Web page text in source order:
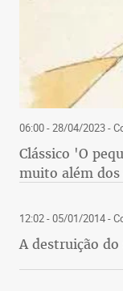
06:00 - 28/04/2023-
Clássico 'O
muito além dos
12:02 - 05/01/2014-
A destruição